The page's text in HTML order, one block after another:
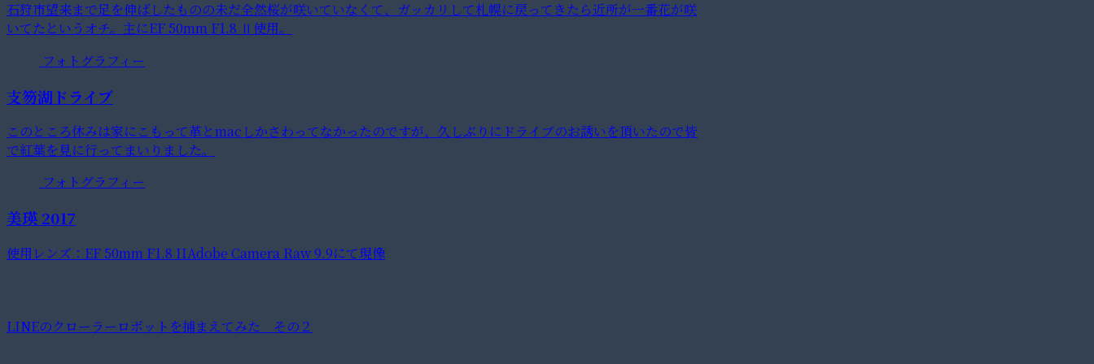
石狩市望来まで足を伸ばしたものの未だ全然桜が咲いていなくて、ガッカリして札幌に戻ってきたら近所が一番花が咲
いてたというオチ。主にEF 50mm F1.8 Ⅱ使用。
フォトグラフィー
支笏湖ドライブ
このところ休みは家にこもって革とmacしかさわってなかったのですが、久しぶりにドライブのお誘いを頂いたので皆
で紅葉を見に行ってまいりました。
フォトグラフィー
美瑛 2017
使用レンズ：EF 50mm F1.8 IIAdobe Camera Raw 9.9にて現像
LINEのクローラーロボットを捕まえてみた その２